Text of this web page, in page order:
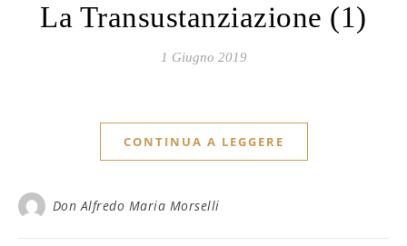
La Transustanziazione (1)
1 Giugno 2019
CONTINUA A LEGGERE
Don Alfredo Maria Morselli